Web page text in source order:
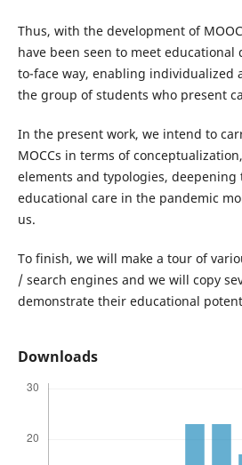
Thus, with the development of
have been seen to meet educational
to-face way, enabling individualized
the group of students who present
In the present work, we intend to
MOCCs in terms of
elements and typologies,
educational care in the pandemic
us.
To finish, we will make a tour of
/ search engines and we will copy
demonstrate their educational
Downloads